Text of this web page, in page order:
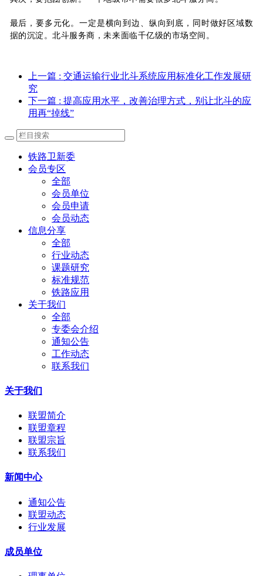
最后，要多元化。一定是横向到边、纵向到底，同时做好区域数
据的沉淀。北斗服务商，未来面临千亿级的市场空间。
上一篇 : 交通运输行业北斗系统应用标准化工作发展研
究
下一篇 : 提高应用水平，改善治理方式，别让北斗的应
用再“掉线”
铁路卫新委
会员专区
全部
会员单位
会员申请
会员动态
信息分享
全部
行业动态
课题研究
标准规范
铁路应用
关于我们
全部
专委会介绍
通知公告
工作动态
联系我们
关于我们
联盟简介
联盟章程
联盟宗旨
联系我们
新闻中心
通知公告
联盟动态
行业发展
成员单位